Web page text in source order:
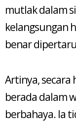
mutlak dalam
kelangsungan
benar
Artinya,
berada dalam
berbahaya. Ia